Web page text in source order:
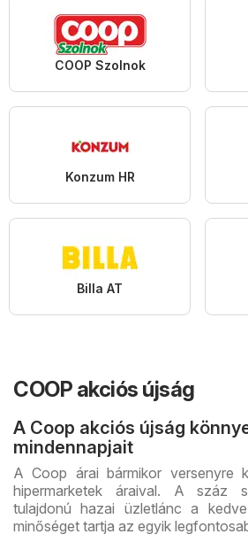
COOP Szolnok
Konzum HR
Billa AT
COOP akciós újság
A Coop akciós újság
mindennapjait
A Coop árai bármikor versenyre
hipermarketek áraival. A száz
tulajdonú hazai üzletlánc a
minőséget tartja az egyik